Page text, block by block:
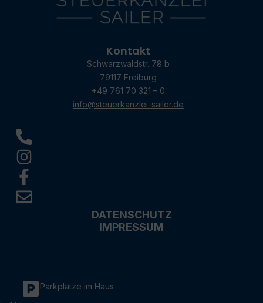
Kontakt
Schwarzwaldstr. 78 b
79117 Freiburg
+49 761 70 321 – 0
info@steuerkanzlei-sailer.de
DATENSCHUTZ
IMPRESSUM
Parkplätze im Haus